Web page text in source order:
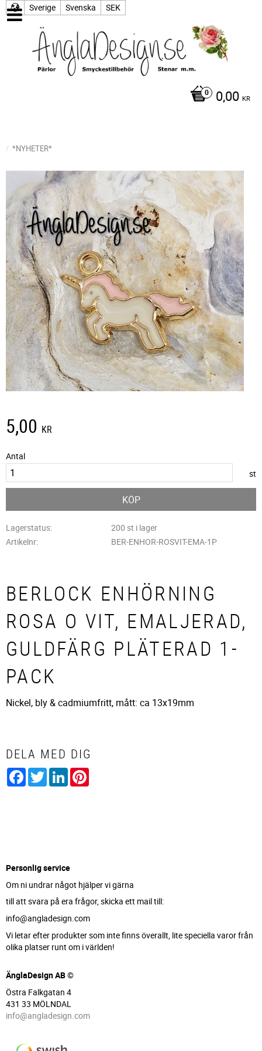
Sverige Svenska SEK
0,00 KR
*NYHETER*
5,00 KR
Antal
st
KÖP
Lagerstatus
200 st i lager
Artikelnr
BER-ENHOR-ROSVIT-EMA-1P
BERLOCK ENHÖRNING
ROSA O VIT, EMALJERAD,
GULDFÄRG PLÄTERAD 1-
PACK
Nickel, bly & cadmiumfritt, mått: ca 13x19mm
DELA MED DIG
Facebook
TwitterLinkedIn
Personlig service
Om ni undrar något hjälper vi gärna
till att svara på era frågor, skicka ett mail till:
info@angladesign.com
Vi letar efter produkter som inte finns överallt, lite speciella varor från
olika platser runt om i världen!
ÄnglaDesign AB ©
Östra Falkgatan 4
431 33 MÖLNDAL
info@angladesign.com